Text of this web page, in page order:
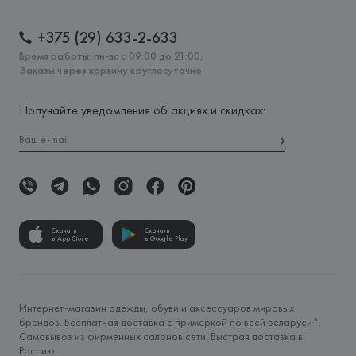
+375 (29) 633-2-633
Время работы: пн-вс с 09:00 до 21:00,
Заказы через корзину круглосуточно
Получайте уведомления об акциях и скидках:
Скачать
в App Store
Скачать
в Google Play
Интернет-магазин одежды, обуви и аксессуаров мировых
брендов. Бесплатная доставка с примеркой по всей Беларуси*.
Самовывоз из фирменных салонов сети. Быстрая доставка в
Россию.